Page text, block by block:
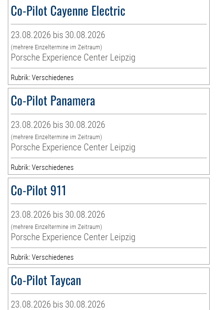
Co-Pilot Cayenne Electric
23.08.2026 bis 30.08.2026
(mehrere Einzeltermine im Zeitraum)
Porsche Experience Center Leipzig
Rubrik: Verschiedenes
Co-Pilot Panamera
23.08.2026 bis 30.08.2026
(mehrere Einzeltermine im Zeitraum)
Porsche Experience Center Leipzig
Rubrik: Verschiedenes
Co-Pilot 911
23.08.2026 bis 30.08.2026
(mehrere Einzeltermine im Zeitraum)
Porsche Experience Center Leipzig
Rubrik: Verschiedenes
Co-Pilot Taycan
23.08.2026 bis 30.08.2026